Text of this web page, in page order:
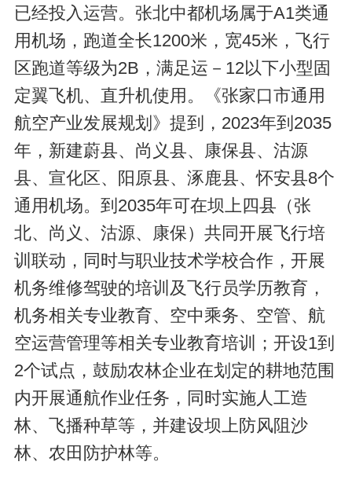
已经投入运营。张北中都机场属于A1类通
用机场，跑道全长1200米，宽45米，飞行
区跑道等级为2B，满足运－12以下小型固
定翼飞机、直升机使用。《张家口市通用
航空产业发展规划》提到，2023年到2035
年，新建蔚县、尚义县、康保县、沽源
县、宣化区、阳原县、涿鹿县、怀安县8个
通用机场。到2035年可在坝上四县（张
北、尚义、沽源、康保）共同开展飞行培
训联动，同时与职业技术学校合作，开展
机务维修驾驶的培训及飞行员学历教育，
机务相关专业教育、空中乘务、空管、航
空运营管理等相关专业教育培训；开设1到
2个试点，鼓励农林企业在划定的耕地范围
内开展通航作业任务，同时实施人工造
林、飞播种草等，并建设坝上防风阻沙
林、农田防护林等。